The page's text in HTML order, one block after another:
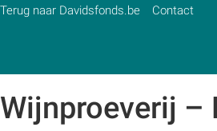
Terug naar Davidsfonds.be Contact
Wijnproeverij –